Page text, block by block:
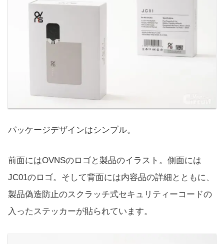
パッケージデザインはシンプル。
前面にはOVNSのロゴと製品のイラスト。側面には
JC01のロゴ。そして背面には内容品の詳細とともに、
製品偽造防止のスクラッチ式セキュリティーコードの
入ったステッカーが貼られています。